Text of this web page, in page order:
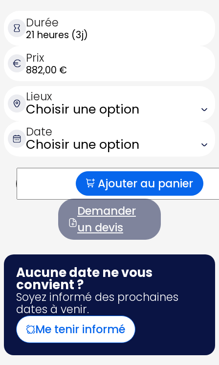
Durée
21 heures (3j)
Prix
882,00 €
Lieux
Date
quantité
Ajouter au panier
Demander
un devis
Aucune date ne vous
convient ?
Soyez informé des prochaines
dates à venir.
Me tenir informé